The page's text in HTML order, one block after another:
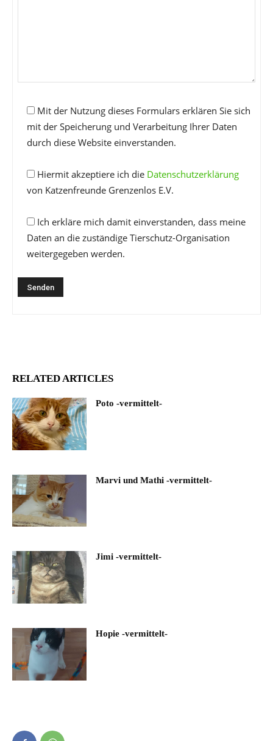
Mit der Nutzung dieses Formulars erklären Sie sich
mit der Speicherung und Verarbeitung Ihrer Daten
durch diese Website einverstanden.
Hiermit akzeptiere ich die Datenschutzerklärung
von Katzenfreunde Grenzenlos E.V.
Ich erkläre mich damit einverstanden, dass meine
Daten an die zuständige Tierschutz-Organisation
weitergegeben werden.
RELATED ARTICLES
Poto -vermittelt-
Marvi und Mathi -vermittelt-
Jimi -vermittelt-
Hopie -vermittelt-